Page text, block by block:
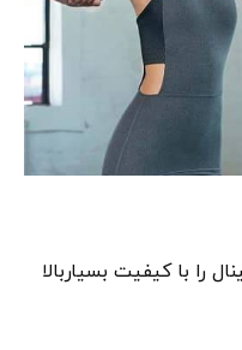
را با کیفیت بسیاربالا